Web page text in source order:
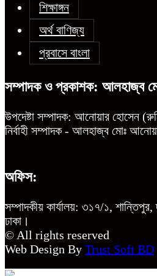
শিক্ষাঙ্গন
অর্থ বাণিজ্য
প্রবাসে বাংলা
সম্পাদক ও প্রকাশক: আলহাজ্ব
উপদেষ্টা সম্পাদক: আনোয়ার হোসেন
নির্বাহী সম্পাদক - আলহাজ্ব মোঃ
অফিস:
সম্পাদকীয় কার্যালয়: ৩১৭/১, শান্তিপুর,
ঢাকা।
© All rights reserved
Web Design By Trust Soft BD